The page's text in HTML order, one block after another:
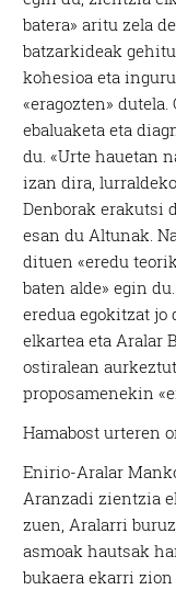
batera» aritu zela
batzarkideak
kohesioa eta
«eragozten»
ebaluaketa eta
du. «Urte hauetan
izan dira,
Denborak erakutsi
esan du Altunak.
dituen «eredu
baten alde» egin
eredua egokitzat
elkartea eta Aralar
ostiralean
proposamenekin
Hamabost urteren
Enirio-Aralar
Aranzadi zientzia
zuen, Aralarri
asmoak hautsak
bukaera ekarri